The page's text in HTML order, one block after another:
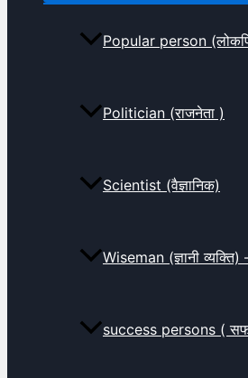
Popular person
Politician (राजनेता )
Scientist (वैज्ञानिक)
Wiseman (ज्ञानी व्यक्ति)
success persons (